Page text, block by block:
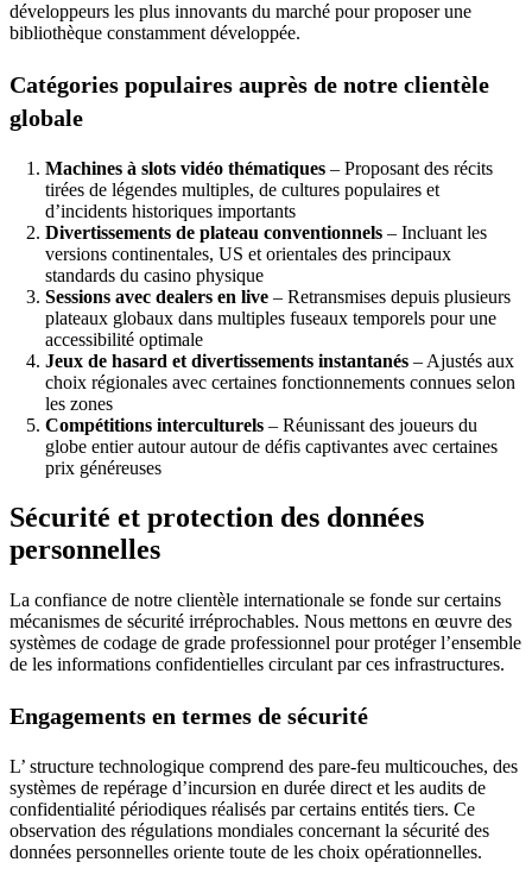
développeurs les plus innovants du marché pour proposer une
bibliothèque constamment développée.
Catégories populaires auprès de notre clientèle
globale
Machines à slots vidéo thématiques – Proposant des récits
tirées de légendes multiples, de cultures populaires et
d’incidents historiques importants
Divertissements de plateau conventionnels – Incluant les
versions continentales, US et orientales des principaux
standards du casino physique
Sessions avec dealers en live – Retransmises depuis plusieurs
plateaux globaux dans multiples fuseaux temporels pour une
accessibilité optimale
Jeux de hasard et divertissements instantanés – Ajustés aux
choix régionales avec certaines fonctionnements connues selon
les zones
Compétitions interculturels – Réunissant des joueurs du
globe entier autour autour de défis captivantes avec certaines
prix généreuses
Sécurité et protection des données
personnelles
La confiance de notre clientèle internationale se fonde sur certains
mécanismes de sécurité irréprochables. Nous mettons en œuvre des
systèmes de codage de grade professionnel pour protéger l’ensemble
de les informations confidentielles circulant par ces infrastructures.
Engagements en termes de sécurité
L’ structure technologique comprend des pare-feu multicouches, des
systèmes de repérage d’incursion en durée direct et les audits de
confidentialité périodiques réalisés par certains entités tiers. Ce
observation des régulations mondiales concernant la sécurité des
données personnelles oriente toute de les choix opérationnelles.